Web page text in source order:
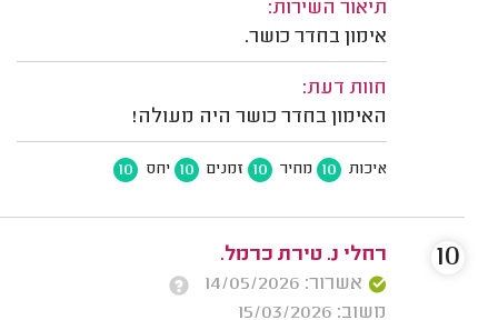
תיאור השירות:
אימון בחדר כושר.
חוות דעת:
האימון בחדר כושר היה מעולה!
איכות 10 מחיר 10 זמנים 10 יחס 10
רחלי נ. טירת כרמל.
אשרור: 14/05/2026
משוב: 15/03/2026
10